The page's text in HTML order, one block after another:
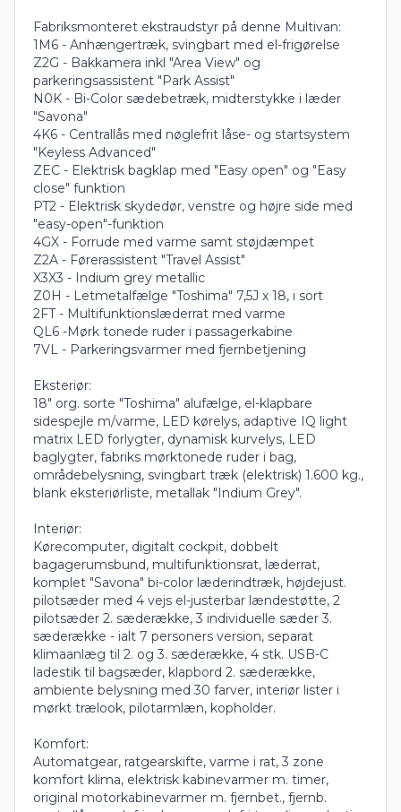
Fabriksmonteret ekstraudstyr på denne Multivan:
1M6 - Anhængertræk, svingbart med el-frigørelse
Z2G - Bakkamera inkl "Area View" og
parkeringsassistent "Park Assist"
N0K - Bi-Color sædebetræk, midterstykke i læder
"Savona"
4K6 - Centrallås med nøglefrit låse- og startsystem
"Keyless Advanced"
ZEC - Elektrisk bagklap med "Easy open" og "Easy
close" funktion
PT2 - Elektrisk skydedør, venstre og højre side med
"easy-open"-funktion
4GX - Forrude med varme samt støjdæmpet
Z2A - Førerassistent "Travel Assist"
X3X3 - Indium grey metallic
Z0H - Letmetalfælge "Toshima" 7,5J x 18, i sort
2FT - Multifunktionslæderrat med varme
QL6 -Mørk tonede ruder i passagerkabine
7VL - Parkeringsvarmer med fjernbetjening
Eksteriør:
18" org. sorte "Toshima" alufælge, el-klapbare
sidespejle m/varme, LED kørelys, adaptive IQ light
matrix LED forlygter, dynamisk kurvelys, LED
baglygter, fabriks mørktonede ruder i bag,
områdebelysning, svingbart træk (elektrisk) 1.600 kg.,
blank eksteriørliste, metallak "Indium Grey".
Interiør:
Kørecomputer, digitalt cockpit, dobbelt
bagagerumsbund, multifunktionsrat, læderrat,
komplet "Savona" bi-color læderindtræk, højdejust.
pilotsæder med 4 vejs el-justerbar lændestøtte, 2
pilotsæder 2. sæderække, 3 individuelle sæder 3.
sæderække - ialt 7 personers version, separat
klimaanlæg til 2. og 3. sæderække, 4 stk. USB-C
ladestik til bagsæder, klapbord 2. sæderække,
ambiente belysning med 30 farver, interiør lister i
mørkt trælook, pilotarmlæn, kopholder.
Komfort:
Automatgear, ratgearskifte, varme i rat, 3 zone
komfort klima, elektrisk kabinevarmer m. timer,
original motorkabinevarmer m. fjernbet., fjernb.